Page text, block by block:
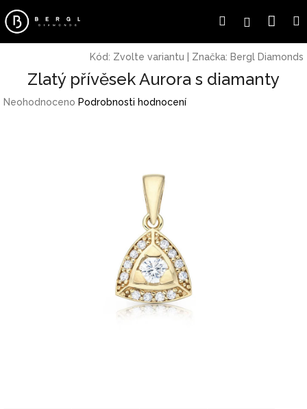
na
obsah
HledatPřihlášení
Kód: Zvolte variantu Značka: Bergl Diamonds
Zlatý přívěsek Aurora s diamanty
Průměrné
Neohodnoceno Podrobnosti hodnocení